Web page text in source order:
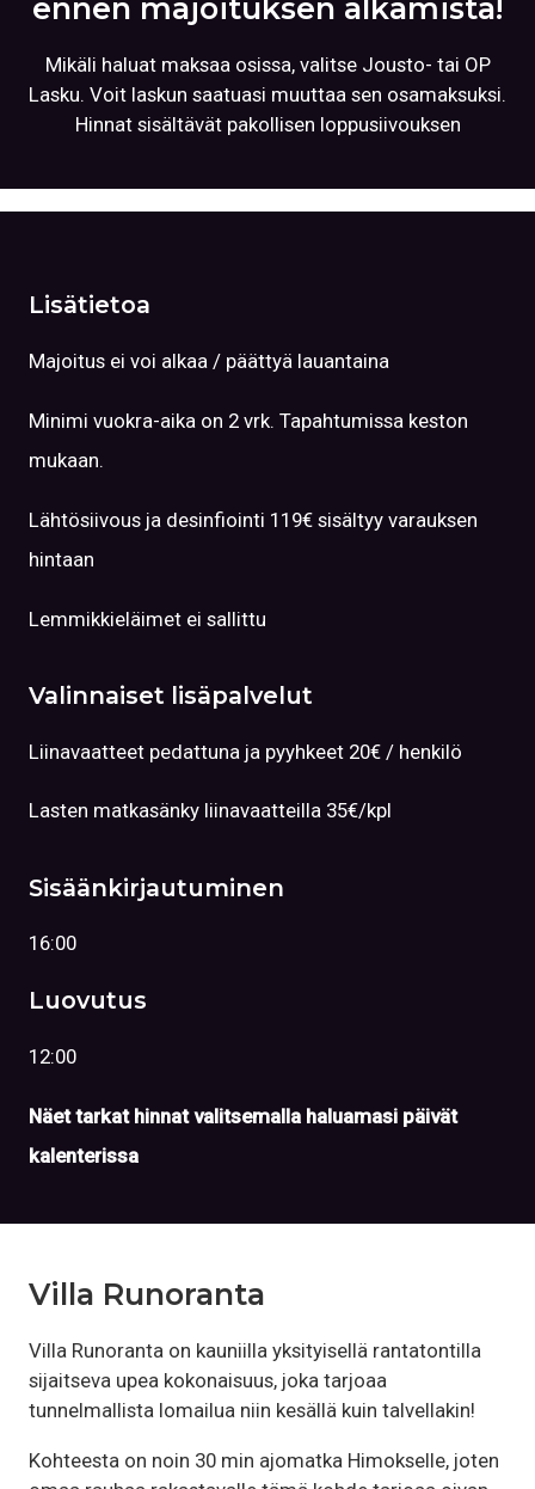
ennen majoituksen alkamista!
Mikäli haluat maksaa osissa, valitse Jousto- tai OP
Lasku. Voit laskun saatuasi muuttaa sen osamaksuksi.
Hinnat sisältävät pakollisen loppusiivouksen
Lisätietoa
Majoitus ei voi alkaa / päättyä lauantaina
Minimi vuokra-aika on 2 vrk. Tapahtumissa keston
mukaan.
Lähtösiivous ja desinfiointi 119€ sisältyy varauksen
hintaan
Lemmikkieläimet ei sallittu
Valinnaiset lisäpalvelut
Liinavaatteet pedattuna ja pyyhkeet 20€ / henkilö
Lasten matkasänky liinavaatteilla 35€/kpl
Sisäänkirjautuminen
16:00
Luovutus
12:00
Näet tarkat hinnat valitsemalla haluamasi päivät
kalenterissa
Villa Runoranta
Villa Runoranta on kauniilla yksityisellä rantatontilla
sijaitseva upea kokonaisuus, joka tarjoaa
tunnelmallista lomailua niin kesällä kuin talvellakin!
Kohteesta on noin 30 min ajomatka Himokselle, joten